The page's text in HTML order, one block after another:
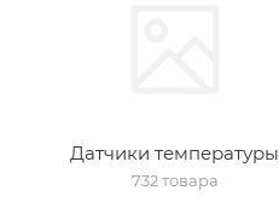
Датчики температуры
732 товара